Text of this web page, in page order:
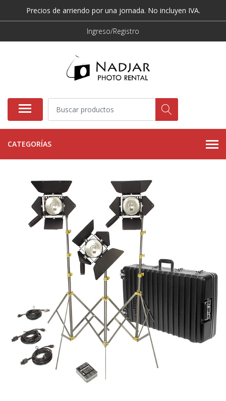
Precios de arriendo por una jornada. No incluyen IVA.
Ingreso/Registro
CATEGORÍAS